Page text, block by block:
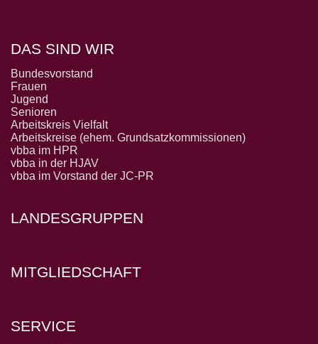
DAS SIND WIR
Bundesvorstand
Frauen
Jugend
Senioren
Arbeitskreis Vielfalt
Arbeitskreise (ehem. Grundsatzkommissionen)
vbba im HPR
vbba in der HJAV
vbba im Vorstand der JC-PR
LANDESGRUPPEN
MITGLIEDSCHAFT
SERVICE